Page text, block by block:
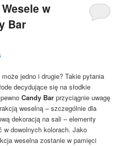
w
Bar
jedno i drugie? Takie pytania
decydujące się na słodkie
Candy Bar przyciągnie uwagę
weselną – szczególnie dla
dekoracją na sali – elementy
w dowolnych kolorach. Jako
weselna zostanie w pamięci